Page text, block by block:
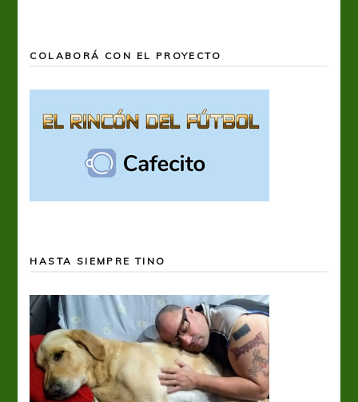
COLABORÁ CON EL PROYECTO
HASTA SIEMPRE TINO